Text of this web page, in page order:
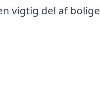
vigtig del af